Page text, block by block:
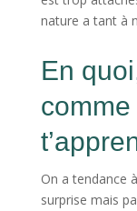
nature a tant à
En
comme
On a tendance
surprise mais